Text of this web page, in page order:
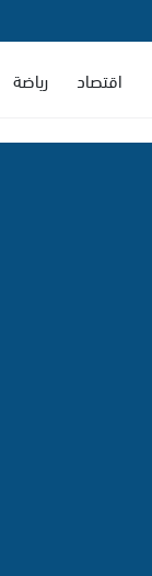
اقتصاد رياضة